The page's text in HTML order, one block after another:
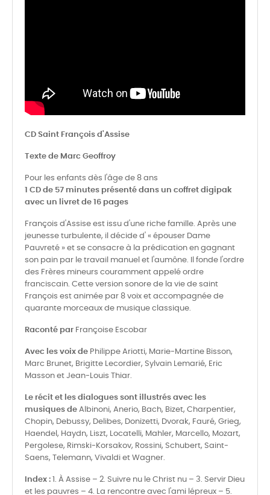
CD Saint François d'Assise
Texte de Marc Geoffroy
Pour les enfants dès l'âge de 8 ans
1 CD de 57 minutes présenté dans un coffret digipak
avec un livret de 16 pages
François d'Assise est issu d'une riche famille. Après une
jeunesse turbulente, il décide d' « épouser Dame
Pauvreté » et se consacre à la prédication en gagnant
son pain par le travail manuel et l'aumône. Il fonde l'ordre
des Frères mineurs couramment appelé ordre
franciscain. Cette version sonore de la vie de saint
François est animée par 8 voix et accompagnée de
quarante morceaux de musique classique.
Raconté par Françoise Escobar
Avec les voix de Philippe Ariotti, Marie-Martine Bisson,
Marc Brunet, Brigitte Lecordier, Sylvain Lemarié, Eric
Masson et Jean-Louis Thiar.
Le récit et les dialogues sont illustrés avec les
musiques de Albinoni, Anerio, Bach, Bizet, Charpentier,
Chopin, Debussy, Delibes, Donizetti, Dvorak, Fauré, Grieg,
Haendel, Haydn, Liszt, Locatelli, Mahler, Marcello, Mozart,
Pergolese, Rimski-Korsakov, Rossini, Schubert, Saint-
Saens, Telemann, Vivaldi et Wagner.
Index : 1. À Assise – 2. Suivre nu le Christ nu – 3. Servir Dieu
et les pauvres – 4. La rencontre avec l'ami lépreux – 5.